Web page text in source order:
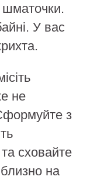
шматочки.
У вас
не
з
сховайте
на